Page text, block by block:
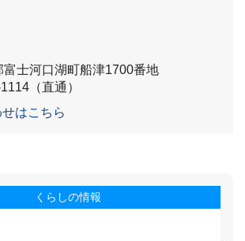
富士河口湖町船津1700番地
（直通）
はこちら
くらしの情報